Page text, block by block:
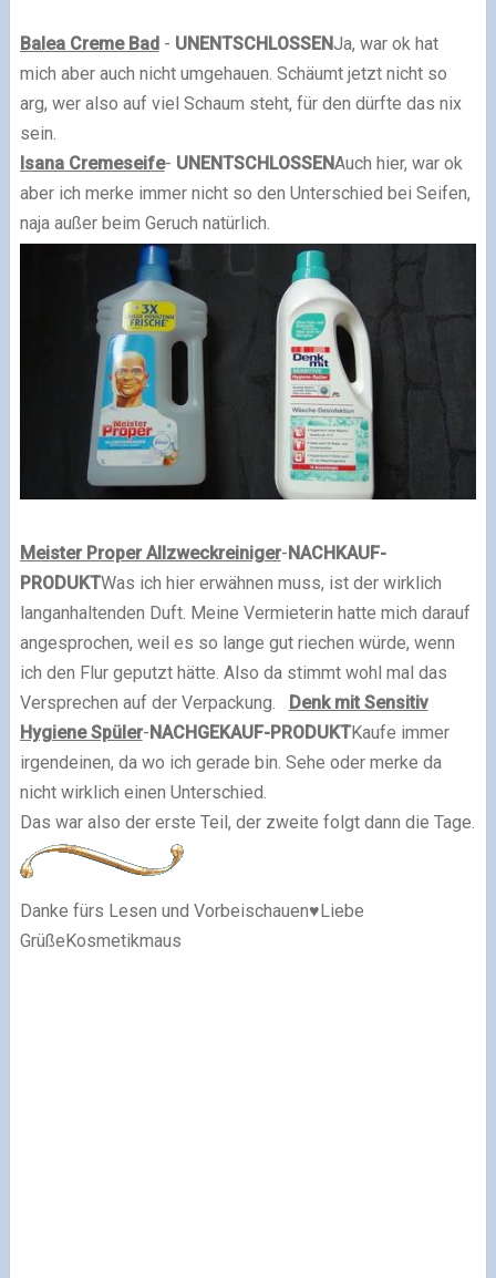
Balea Creme Bad- UNENTSCHLOSSENJa, war ok hat
mich aber auch nicht umgehauen. Schäumt jetzt nicht so
arg, wer also auf viel Schaum steht, für den dürfte das nix
sein.
Isana Cremeseife- UNENTSCHLOSSENAuch hier, war ok
aber ich merke immer nicht so den Unterschied bei Seifen,
naja außer beim Geruch natürlich.
Meister Proper Allzweckreiniger- NACHKAUF-
PRODUKTWas ich hier erwähnen muss, ist der wirklich
langanhaltenden Duft. Meine Vermieterin hatte mich darauf
angesprochen, weil es so lange gut riechen würde, wenn
ich den Flur geputzt hätte. Also da stimmt wohl mal das
Versprechen auf der Verpackung.
Denk mit Sensitiv
Hygiene Spüler- NACHGEKAUF-PRODUKTKaufe immer
irgendeinen, da wo ich gerade bin. Sehe oder merke da
nicht wirklich einen Unterschied.
Das war also der erste Teil, der zweite folgt dann die Tage.
Danke fürs Lesen und Vorbeischauen♥Liebe
GrüßeKosmetikmaus